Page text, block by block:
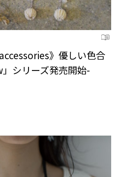
》優しい色合
シリーズ発売開始-